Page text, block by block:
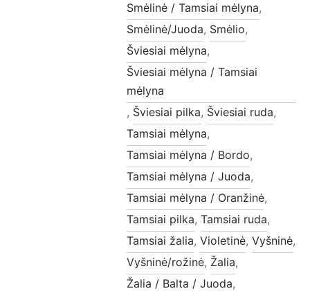
Smėlinė / Tamsiai mėlyna,
Smėlinė/Juoda, Smėlio,
Šviesiai mėlyna,
Šviesiai mėlyna / Tamsiai
mėlyna
, Šviesiai pilka, Šviesiai ruda,
Tamsiai mėlyna,
Tamsiai mėlyna / Bordo,
Tamsiai mėlyna / Juoda,
Tamsiai mėlyna / Oranžinė,
Tamsiai pilka, Tamsiai ruda,
Tamsiai žalia, Violetinė, Vyšninė,
Vyšninė/rožinė, Žalia,
Žalia / Balta / Juoda,